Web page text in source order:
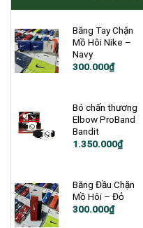
Băng Tay Chặn
Mồ Hôi Nike –
Navy
300.000₫
Bó chấn thương
Elbow ProBand
Bandit
Giá
1.350.000₫
Giá
1.350.000₫.
Băng Đầu Chặn
Mồ Hôi – Đỏ
300.000₫